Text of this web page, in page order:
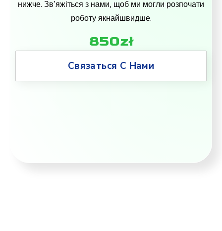
нижче. Зв’яжіться з нами, щоб ми могли розпочати
роботу якнайшвидше.
850zł
Связаться С Нами